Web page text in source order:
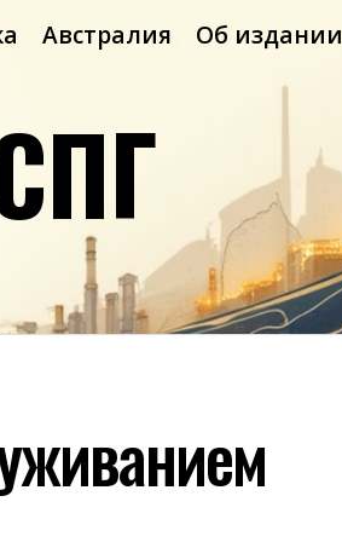
Австралия Об издании